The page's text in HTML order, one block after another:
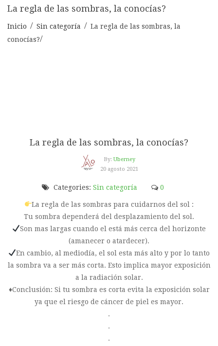
La regla de las sombras, la conocías?
Inicio Sin categoría
La regla de las sombras, la
conocías?
La regla de las sombras, la conocías?
By: Uberney
20 agosto 2021
Categories: Sin categoría 0
La regla de las sombras para cuidarnos del sol :
Tu sombra dependerá del desplazamiento del sol.
Son mas largas cuando el está más cerca del horizonte
(amanecer o atardecer).
En cambio, al mediodía, el sol esta más alto y por lo tanto
la sombra va a ser más corta. Esto implica mayor exposición
a la radiación solar.
♦️Conclusión: Si tu sombra es corta evita la exposición solar
ya que el riesgo de cáncer de piel es mayor.
.
.
.